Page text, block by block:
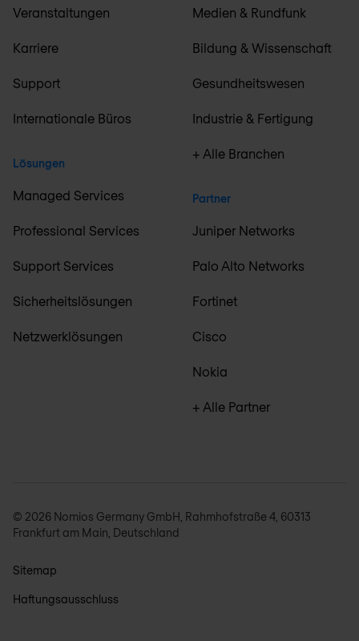
Veranstaltungen
Karriere
Support
Internationale Büros
Lösungen
Managed Services
Professional Services
Support Services
Sicherheitslösungen
Netzwerklösungen
Medien & Rundfunk
Bildung & Wissenschaft
Gesundheitswesen
Industrie & Fertigung
+ Alle Branchen
Partner
Juniper Networks
Palo Alto Networks
Fortinet
Cisco
Nokia
+ Alle Partner
© 2026 Nomios Germany GmbH, Rahmhofstraße 4, 60313
Frankfurt am Main, Deutschland
Sitemap
Haftungsausschluss